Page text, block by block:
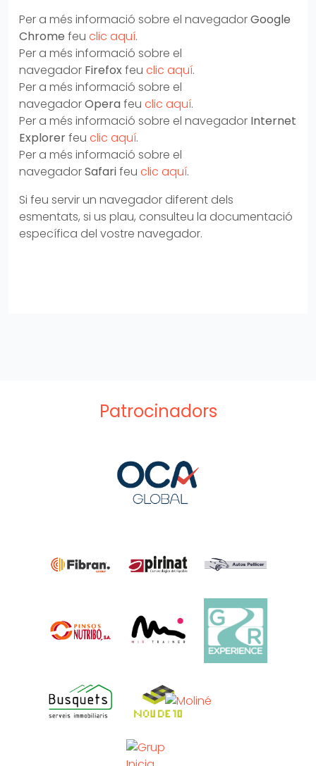
Per a més informació sobre el navegadorGoogle
Chrome feu clic aquí.
Per a més informació sobre el
navegador Firefoxfeu clic aquí.
Per a més informació sobre el
navegadorOperafeu clic aquí.
Per a més informació sobre el navegador Internet
Explorerfeu clic aquí.
Per a més informació sobre el
navegadorSafarifeu clic aquí.
Si feu servir un navegador diferent dels
esmentats, si us plau, consulteu la documentació
específica del vostre navegador.
Patrocinadors